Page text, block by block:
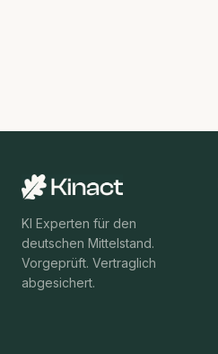
KI Experten für den
deutschen Mittelstand.
Vorgeprüft. Vertraglich
abgesichert.